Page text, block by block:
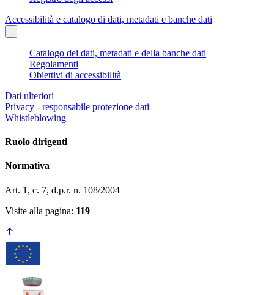
Accessibilità e catalogo di dati, metadati e banche dati
Catalogo dei dati, metadati e della banche dati
Regolamenti
Obiettivi di accessibilità
Dati ulteriori
Privacy - responsabile protezione dati
Whistleblowing
Ruolo dirigenti
Normativa
Art. 1, c. 7, d.p.r. n. 108/2004
Visite alla pagina: 119